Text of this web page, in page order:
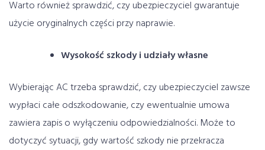
Warto również sprawdzić, czy ubezpieczyciel gwarantuje
użycie oryginalnych części przy naprawie.
Wysokość szkody i udziały własne
Wybierając AC trzeba sprawdzić, czy ubezpieczyciel zawsze
wypłaci całe odszkodowanie, czy ewentualnie umowa
zawiera zapis o wyłączeniu odpowiedzialności. Może to
dotyczyć sytuacji, gdy wartość szkody nie przekracza